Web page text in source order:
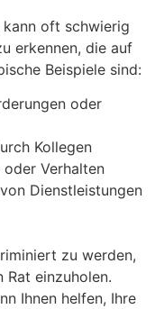
kann oft schwierig
erkennen, die auf
Beispiele sind:
oder
Kollegen
Verhalten
Dienstleistungen
zu werden,
einzuholen.
Ihnen helfen, Ihre